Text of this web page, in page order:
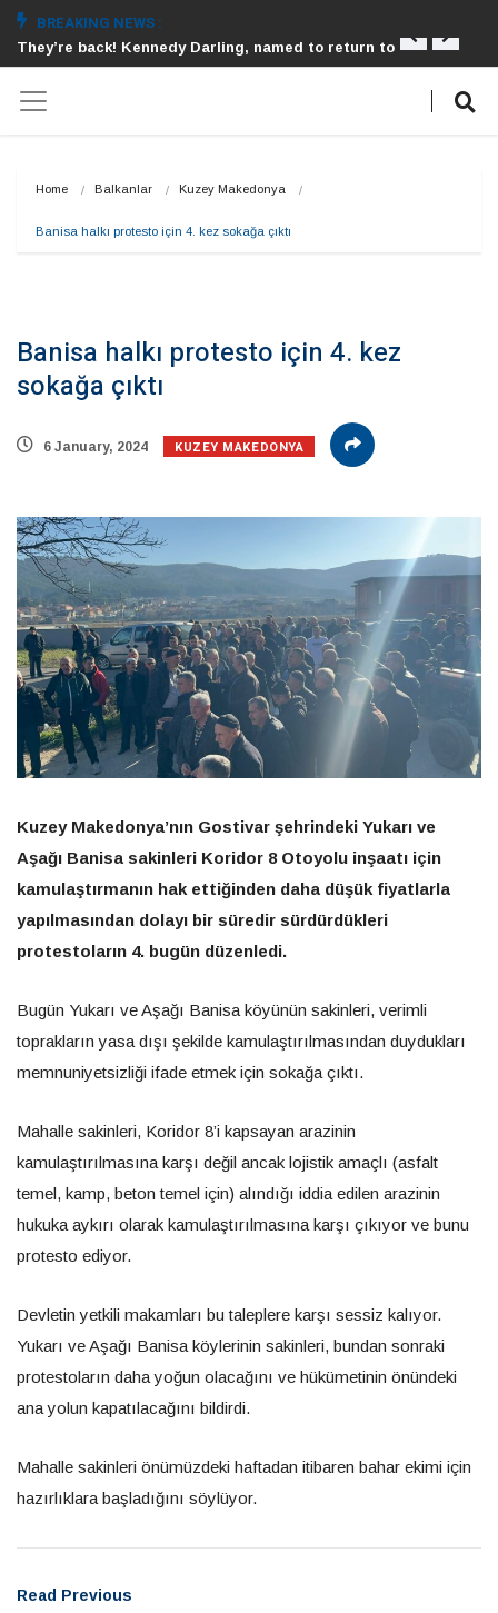
BREAKING NEWS :
They’re back! Kennedy Darling, named to return to
Home Balkanlar Kuzey Makedonya
Banisa halkı protesto için 4. kez sokağa çıktı
Banisa halkı protesto için 4. kez
sokağa çıktı
6 January, 2024 KUZEY MAKEDONYA
Kuzey Makedonya’nın Gostivar şehrindeki Yukarı ve
Aşağı Banisa sakinleri Koridor 8 Otoyolu inşaatı için
kamulaştırmanın hak ettiğinden daha düşük fiyatlarla
yapılmasından dolayı bir süredir sürdürdükleri
protestoların 4. bugün düzenledi.
Bugün Yukarı ve Aşağı Banisa köyünün sakinleri, verimli
toprakların yasa dışı şekilde kamulaştırılmasından duydukları
memnuniyetsizliği ifade etmek için sokağa çıktı.
Mahalle sakinleri, Koridor 8’i kapsayan arazinin
kamulaştırılmasına karşı değil ancak lojistik amaçlı (asfalt
temel, kamp, ​​beton temel için) alındığı iddia edilen arazinin
hukuka aykırı olarak kamulaştırılmasına karşı çıkıyor ve bunu
protesto ediyor.
Devletin yetkili makamları bu taleplere karşı sessiz kalıyor.
Yukarı ve Aşağı Banisa köylerinin sakinleri, bundan sonraki
protestoların daha yoğun olacağını ve hükümetinin önündeki
ana yolun kapatılacağını bildirdi.
Mahalle sakinleri önümüzdeki haftadan itibaren bahar ekimi için
hazırlıklara başladığını söylüyor.
Read Previous